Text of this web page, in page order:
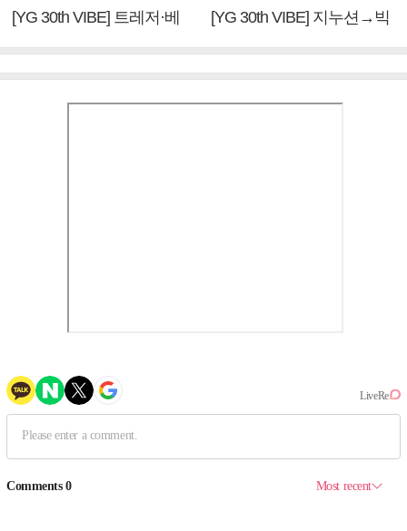
[YG 30th VIBE] 트레저·베
[YG 30th VIBE] 지누션→빅